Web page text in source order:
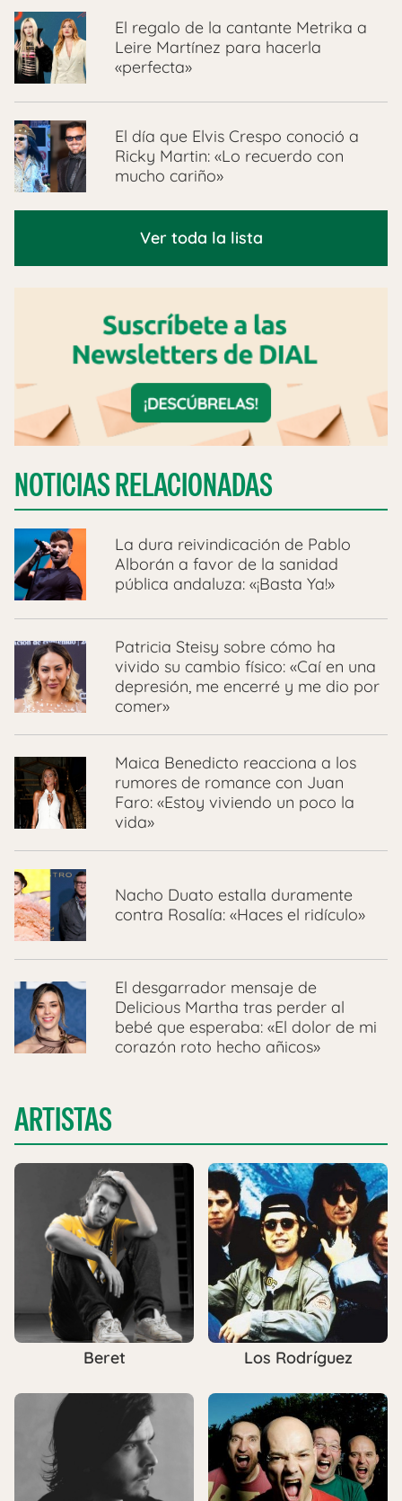
El regalo de la cantante Metrika a
Leire Martínez para hacerla
«perfecta»
El día que Elvis Crespo conoció a
Ricky Martin: «Lo recuerdo con
mucho cariño»
Ver toda la lista
NOTICIAS RELACIONADAS
La dura reivindicación de Pablo
Alborán a favor de la sanidad
pública andaluza: «¡Basta Ya!»
Patricia Steisy sobre cómo ha
vivido su cambio físico: «Caí en una
depresión, me encerré y me dio por
comer»
Maica Benedicto reacciona a los
rumores de romance con Juan
Faro: «Estoy viviendo un poco la
vida»
Nacho Duato estalla duramente
contra Rosalía: «Haces el ridículo»
El desgarrador mensaje de
Delicious Martha tras perder al
bebé que esperaba: «El dolor de mi
corazón roto hecho añicos»
ARTISTAS
Beret Los Rodríguez